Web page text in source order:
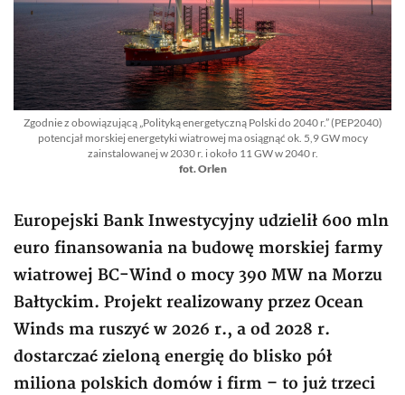
Zgodnie z obowiązującą „Polityką energetyczną Polski do 2040 r.” (PEP2040)
potencjał morskiej energetyki wiatrowej ma osiągnąć ok. 5,9 GW mocy
zainstalowanej w 2030 r. i około 11 GW w 2040 r.
fot. Orlen
Europejski Bank Inwestycyjny udzielił 600 mln
euro finansowania na budowę morskiej farmy
wiatrowej BC-Wind o mocy 390 MW na Morzu
Bałtyckim. Projekt realizowany przez Ocean
Winds ma ruszyć w 2026 r., a od 2028 r.
dostarczać zieloną energię do blisko pół
miliona polskich domów i firm – to już trzeci